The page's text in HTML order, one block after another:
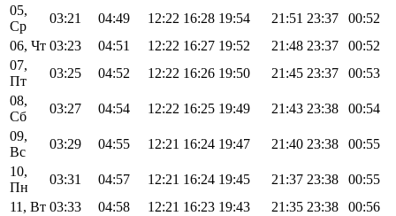
05,
Ср
03:21 04:49 12:22 16:28 19:54 21:51 23:37
00:52
06, Чт 03:23 04:51 12:22 16:27 19:52 21:48 23:37
00:52
07,
Пт
03:25 04:52 12:22 16:26 19:50 21:45 23:37
00:53
08,
Сб
03:27 04:54 12:22 16:25 19:49 21:43 23:38
00:54
09,
Вс
03:29 04:55 12:21 16:24 19:47 21:40 23:38
00:55
10,
Пн
03:31 04:57 12:21 16:24 19:45 21:37 23:38
00:55
11, Вт 03:33 04:58 12:21 16:23 19:43 21:35 23:38
00:56